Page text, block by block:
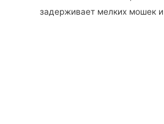
задерживает мелких мошек